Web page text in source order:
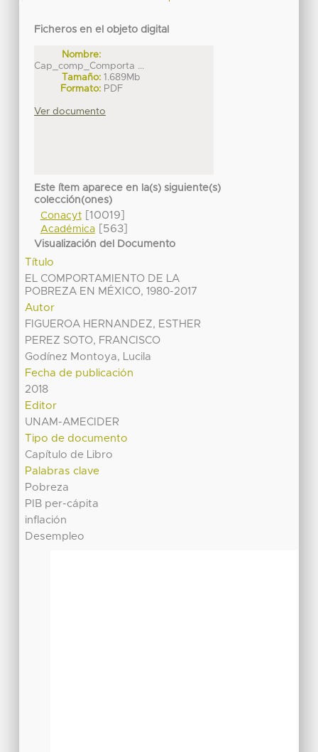
Ficheros en el objeto digital
Nombre:
Cap_comp_Comporta ...
Tamaño: 1.689Mb
Formato: PDF
Ver documento
Este ítem aparece en la(s) siguiente(s)
colección(ones)
Conacyt[10019]
Académica[563]
Visualización del Documento
Título
EL COMPORTAMIENTO DE LA
POBREZA EN MÉXICO, 1980-2017
Autor
FIGUEROA HERNANDEZ, ESTHER
PEREZ SOTO, FRANCISCO
Godínez Montoya, Lucila
Fecha de publicación
2018
Editor
UNAM-AMECIDER
Tipo de documento
Capítulo de Libro
Palabras clave
Pobreza
PIB per-cápita
inflación
Desempleo